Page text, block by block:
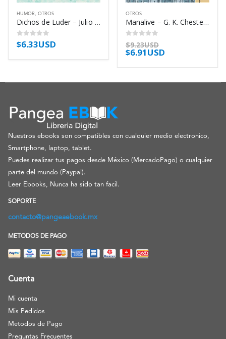
HUMOR , OTROS
Dichos de Luder – Julio Ramón Ribeyro
0out of 5
$6.33USD
OTROS
Manalive – G. K. Chesterton
0out of 5
$9.23USD
$6.91USD
Nuestros ebooks son compatibles con cualquier medio electronico,
Smartphone, laptop, tablet.
Puedes realizar tus pagos desde México (MercadoPago) o cualquier
parte del mundo (Paypal).
Leer Ebooks, Nunca ha sido tan facil.
SOPORTE
contacto@pangeaebook.mx
METODOS DE PAGO
Cuenta
Mi cuenta
Mis Pedidos
Metodos de Pago
Preguntas Frecuentes